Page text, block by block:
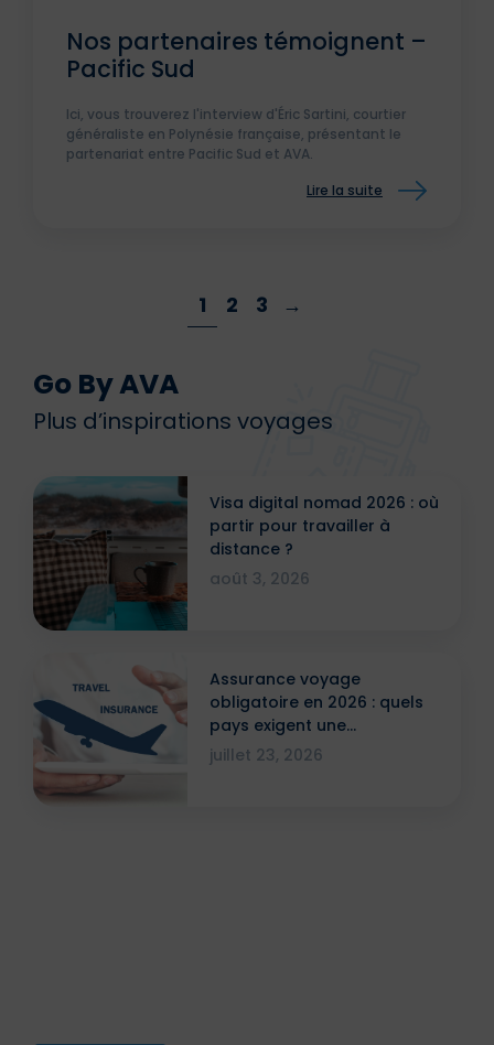
Nos partenaires témoignent –
Pacific Sud
Ici, vous trouverez l'interview d'Éric Sartini, courtier
généraliste en Polynésie française, présentant le
partenariat entre Pacific Sud et AVA.
Lire la suite
1 2 3 →
Go By AVA
Plus d’inspirations voyages
Visa digital nomad 2026 : où
partir pour travailler à
distance ?
août 3, 2026
Assurance voyage
obligatoire en 2026 : quels
pays exigent une
attestation ?
juillet 23, 2026